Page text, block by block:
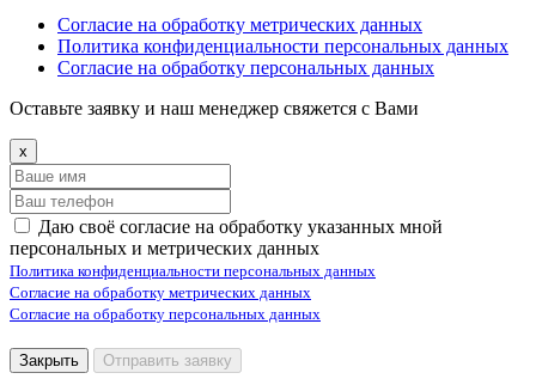
Согласие на обработку метрических данных
Политика конфиденциальности персональных данных
Согласие на обработку персональных данных
Оставьте заявку и наш менеджер свяжется с Вами
x
Даю своё согласие на обработку указанных мной
персональных и метрических данных
Политика конфиденциальности персональных данных
Согласие на обработку метрических данных
Согласие на обработку персональных данных
Закрыть Отправить заявку